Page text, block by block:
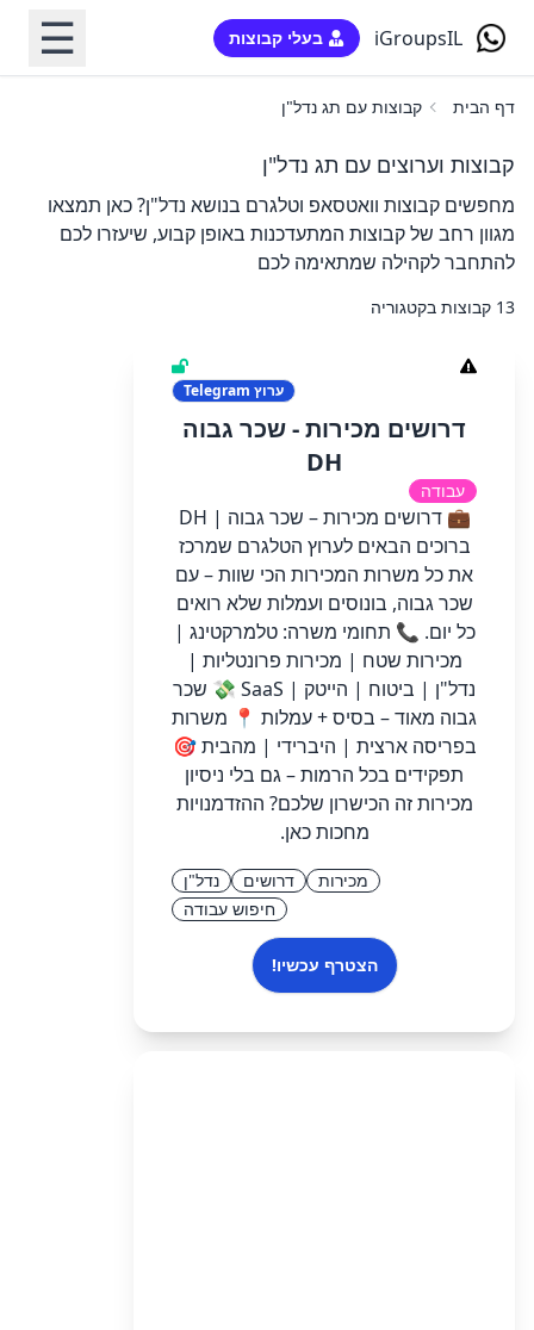
iGroupsIL בעלי קבוצות ☰
דף הבית קבוצות עם תג נדל"ן
קבוצות וערוצים עם תג נדל"ן
מחפשים קבוצות וואטסאפ וטלגרם בנושא נדל"ן? כאן תמצאו
מגוון רחב של קבוצות המתעדכנות באופן קבוע, שיעזרו לכם
להתחבר לקהילה שמתאימה לכם
13 קבוצות בקטגוריה
ערוץ
דרושים מכירות - שכר גבוה
DH
עבודה
💼 דרושים מכירות – שכר גבוה | DH
ברוכים הבאים לערוץ הטלגרם שמרכז
את כל משרות המכירות הכי שוות – עם
שכר גבוה, בונוסים ועמלות שלא רואים
כל יום. 📞 תחומי משרה: טלמרקטינג |
מכירות שטח | מכירות פרונטליות |
נדל"ן | ביטוח | הייטק | SaaS 💸 שכר
גבוה מאוד – בסיס + עמלות 📍 משרות
בפריסה ארצית | היברידי | מהבית 🎯
תפקידים בכל הרמות – גם בלי ניסיון
מכירות זה הכישרון שלכם? ההזדמנויות
מחכות כאן.
מכירות דרושים
נדל"ן
חיפוש עבודה
הצטרף עכשיו!